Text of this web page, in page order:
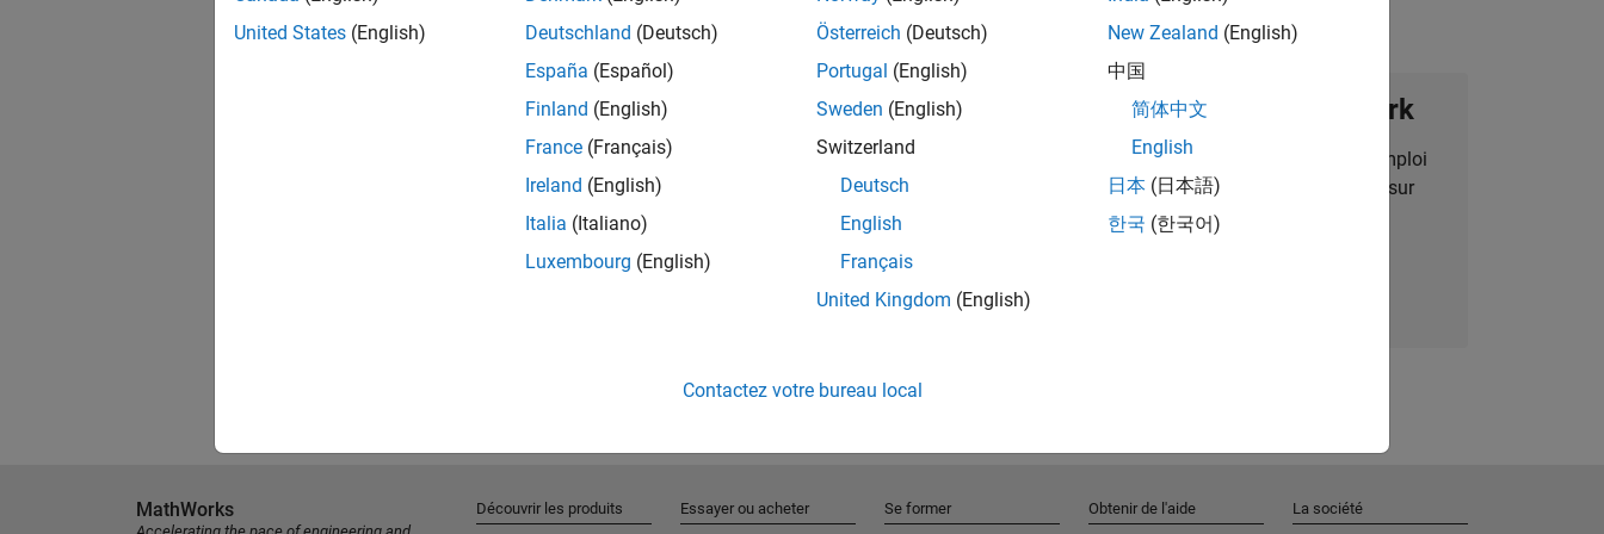
Rejoignez notre Talent Network
Recevez des alertes pour des opportunités d'emploi
personnalisées, des articles et des actualités sur
l'entreprise.
United States (English)
Deutschland (Deutsch)
España (Español)
Finland (English)
France (Français)
Ireland (English)
Italia (Italiano)
Luxembourg (English)
Österreich (Deutsch)
Portugal (English)
Sweden (English)
Switzerland
Deutsch
English
Français
United Kingdom (English)
New Zealand (English)
中国
简体中文
English
日本 (日本語)
한국 (한국어)
Contactez votre bureau local
MathWorks Découvrir les produits Essayer ou acheter Se former Obtenir de l'aide La société